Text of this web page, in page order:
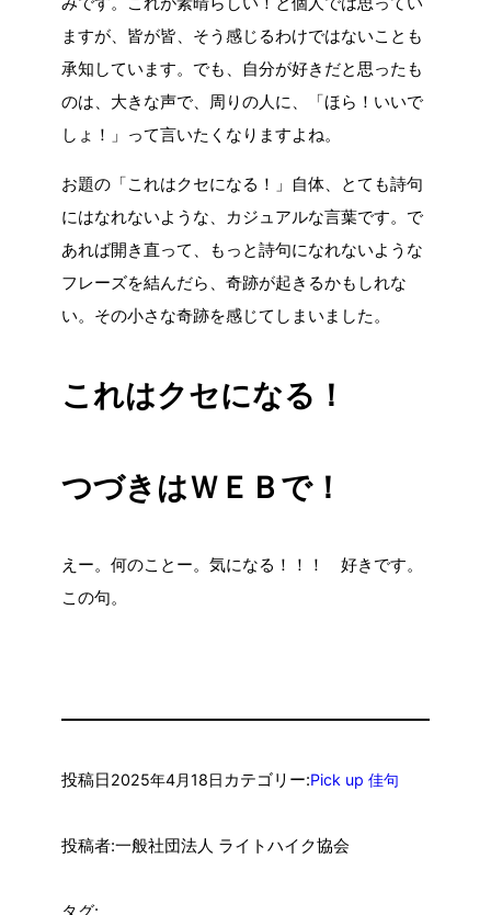
ますが、皆が皆、そう感じるわけではないことも
承知しています。でも、自分が好きだと思ったも
のは、大きな声で、周りの人に、「ほら！いいで
しょ！」って言いたくなりますよね。
お題の「これはクセになる！」自体、とても詩句
にはなれないような、カジュアルな言葉です。で
あれば開き直って、もっと詩句になれないような
フレーズを結んだら、奇跡が起きるかもしれな
い。その小さな奇跡を感じてしまいました。
これはクセになる！
つづきはＷＥＢで！
えー。何のことー。気になる！！！ 好きです。
この句。
投稿日2025年4月18日 カテゴリー:Pick up 佳句
投稿者:一般社団法人 ライトハイク協会